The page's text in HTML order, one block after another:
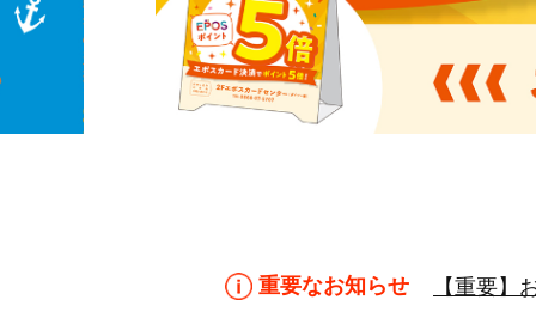
重要なお知らせ
【重要